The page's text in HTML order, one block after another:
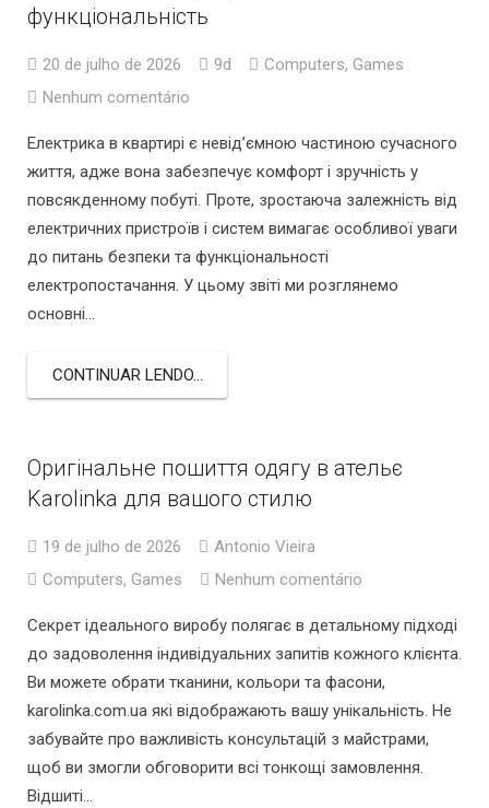
функціональність
20 de julho de 2026 9d
Computers, Games
Nenhum comentário
Електрика в квартирі є невід’ємною частиною сучасного
життя, адже вона забезпечує комфорт і зручність у
повсякденному побуті. Проте, зростаюча залежність від
електричних пристроїв і систем вимагає особливої уваги
до питань безпеки та функціональності
електропостачання. У цьому звіті ми розглянемо
основні…
CONTINUAR LENDO...
Оригінальне пошиття одягу в ательє
Karolinka для вашого стилю
19 de julho de 2026
Antonio Vieira
Computers, Games
Nenhum comentário
Секрет ідеального виробу полягає в детальному підході
до задоволення індивідуальних запитів кожного клієнта.
Ви можете обрати тканини, кольори та фасони,
karolinka.com.ua які відображають вашу унікальність. Не
забувайте про важливість консультацій з майстрами,
щоб ви змогли обговорити всі тонкощі замовлення.
Відшиті…